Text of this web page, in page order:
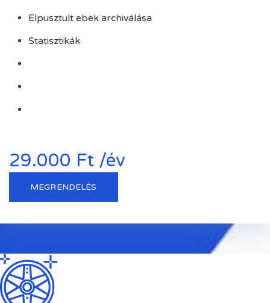
Elpusztult ebek archiválása
Statisztikák
29.000 Ft /év
MEGRENDELÉS